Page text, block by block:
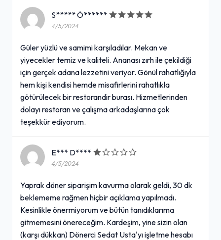
S***** Ö******
4/5/2024
Güler yüzlü ve samimi karşıladılar. Mekan ve
yiyecekler temiz ve kaliteli. Ananası zırh ile çekildiği
için gerçek adana lezzetini veriyor. Gönül rahatlığıyla
hem kişi kendisi hemde misafirlerini rahatlıkla
götürülecek bir restorandir burası. Hizmetlerinden
dolayı restoran ve çalışma arkadaşlarına çok
teşekkür ediyorum.
E*** D****
4/5/2024
Yaprak döner siparişim kavurma olarak geldi, 30 dk
beklememe rağmen hiçbir açıklama yapılmadı.
Kesinlikle önermiyorum ve bütün tanıdıklarıma
gitmemesini önereceğim. Kardeşim, yine sizin olan
(karşı dükkan) Dönerci Sedat Usta'yı işletme hesabı